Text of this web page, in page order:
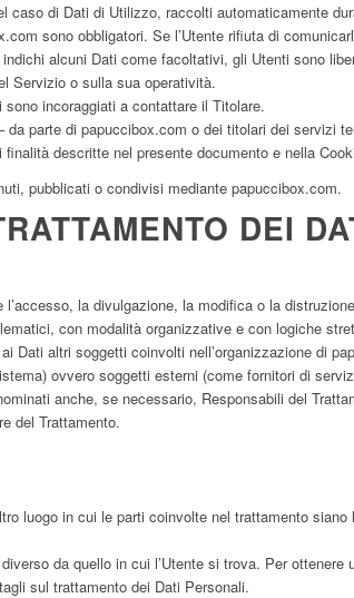
caso di Dati di Utilizzo, raccolti automaticamente
sono obbligatori. Se l’Utente rifiuta di
alcuni Dati come facoltativi, gli Utenti sono
Servizio o sulla sua operatività.
incoraggiati a contattare il Titolare.
parte di papuccibox.com o dei titolari dei servizi
descritte nel presente documento e nella
pubblicati o condivisi mediante papuccibox.com.
DEI
la divulgazione, la modifica o la
con modalità organizzative e con logiche
Dati altri soggetti coinvolti nell’organizzazione di
ovvero soggetti esterni (come fornitori di
anche, se necessario, Responsabili del
del Trattamento.
luogo in cui le parti coinvolte nel trattamento
da quello in cui l’Utente si trova. Per ottenere
sul trattamento dei Dati Personali.